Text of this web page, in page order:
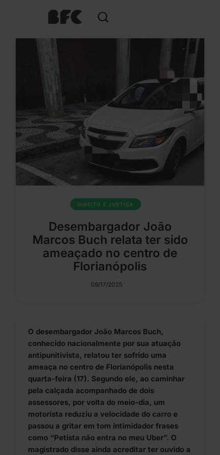
DIREITO E JUSTIÇA
Desembargador João
Marcos Buch relata ter sido
ameaçado no centro de
Florianópolis
09/17/2025
O desembargador João Marcos Buch,
conhecido nacionalmente por sua atuação
antipunitivista, relatou ter sofrido uma
ameaça no centro de Florianópolis nesta
quarta-feira (17). Segundo ele, ao caminhar
pela calçada acompanhado de dois
assessores, por volta do meio-dia, um
motorista reduziu a velocidade do carro e
passou a gritar em tom intimidador frases
como “Petista não entra no meu Uber”. O
magistrado disse ainda acreditar ter ouvido a